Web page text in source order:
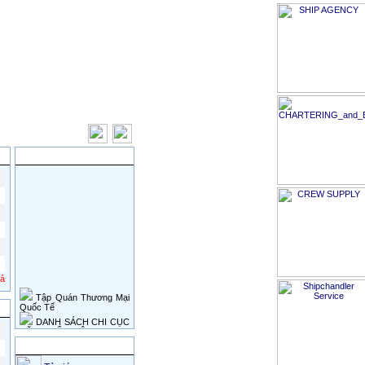
Tập Quán Thương Mại
Quốc Tế
DANH SÁCH CHI CỤC
ĐĂNG KIỂM VIỆT NAM
BIỂN VIỆT NAM